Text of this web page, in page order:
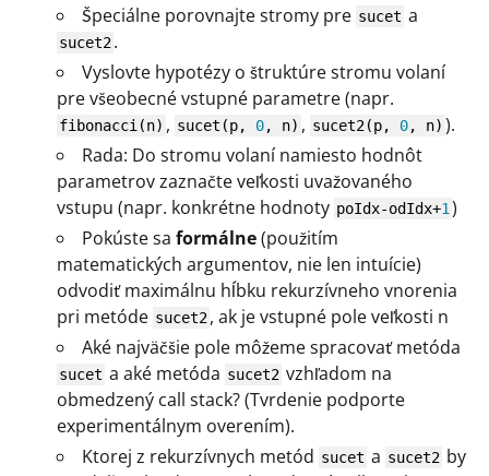
Špeciálne porovnajte stromy pre sucet a
sucet2.
Vyslovte hypotézy o štruktúre stromu volaní
pre všeobecné vstupné parametre (napr.
fibonacci (n) , sucet (p, 0, n) , sucet2(p, 0, n) ).
Rada: Do stromu volaní namiesto hodnôt
parametrov zaznačte veľkosti uvažovaného
vstupu (napr. konkrétne hodnoty poIdx-odIdx+1 )
Pokúste sa formálne(použitím
matematických argumentov, nie len intuície)
odvodiť maximálnu hĺbku rekurzívneho vnorenia
pri metóde sucet2, ak je vstupné pole veľkosti n
Aké najväčšie pole môžeme spracovať metóda
sucet a aké metóda sucet2 vzhľadom na
obmedzený call stack? (Tvrdenie podporte
experimentálnym overením).
Ktorej z rekurzívnych metód sucet a sucet2 by